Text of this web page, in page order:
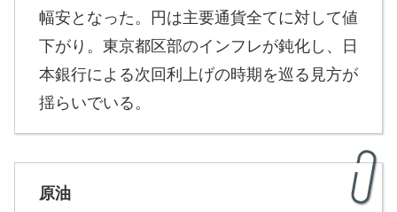
幅安となった。円は主要通貨全てに対して値
下がり。東京都区部のインフレが鈍化し、日
本銀行による次回利上げの時期を巡る見方が
揺らいでいる。
原油